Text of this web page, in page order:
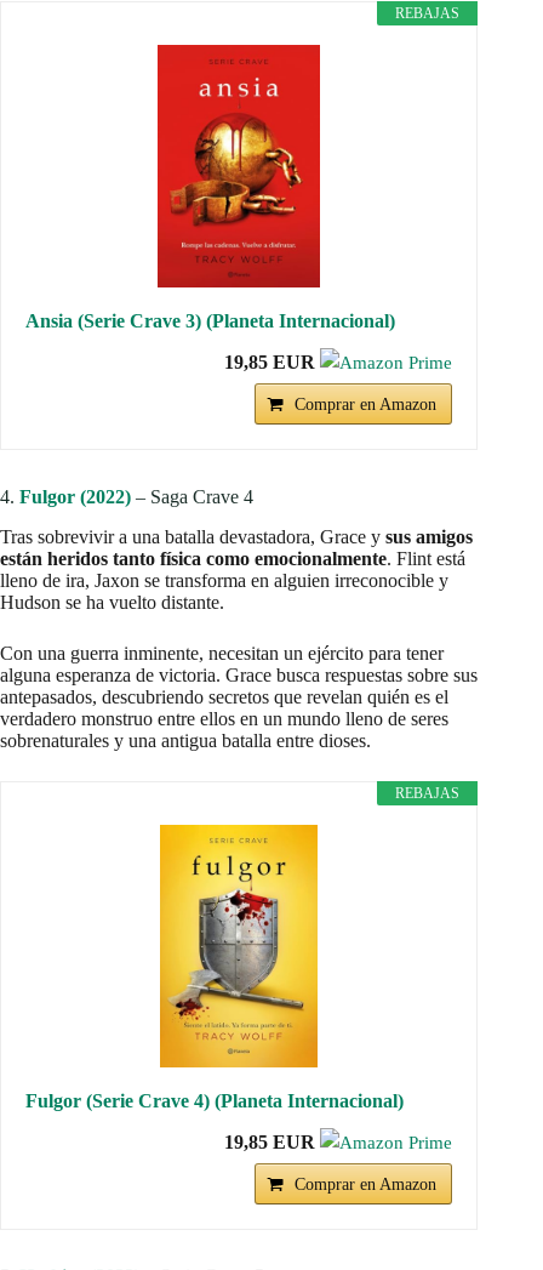
REBAJAS
Ansia (Serie Crave 3) (Planeta Internacional)
19,85 EUR
Comprar en Amazon
4. Fulgor (2022) – Saga Crave 4
Tras sobrevivir a una batalla devastadora, Grace y sus amigos
están heridos tanto física como emocionalmente. Flint está
lleno de ira, Jaxon se transforma en alguien irreconocible y
Hudson se ha vuelto distante.
Con una guerra inminente, necesitan un ejército para tener
alguna esperanza de victoria. Grace busca respuestas sobre sus
antepasados, descubriendo secretos que revelan quién es el
verdadero monstruo entre ellos en un mundo lleno de seres
sobrenaturales y una antigua batalla entre dioses.
REBAJAS
Fulgor (Serie Crave 4) (Planeta Internacional)
19,85 EUR
Comprar en Amazon